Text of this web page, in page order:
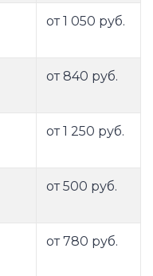
от 1 050 руб.
от 840 руб.
от 1 250 руб.
от 500 руб.
от 780 руб.